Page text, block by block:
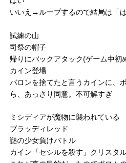
いいえ→ループするので結局は「は
試練の山
司祭の帽子
帰りにバックアタック(ゲーム中初
カイン登場
バロンを捨てたと言うカインに、
ら、あっさり同意。不可解すぎ
ミシディアが魔物に襲われている
ブラッディレッド
謎の少女負けバトル
カイン「セシルを殺す」クリスタ